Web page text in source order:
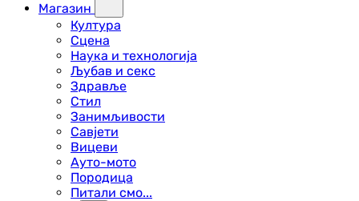
Магазин
Култура
Сцена
Наука и технологија
Љубав и секс
Здравље
Стил
Занимљивости
Савјети
Вицеви
Ауто-мото
Породица
Питали смо...